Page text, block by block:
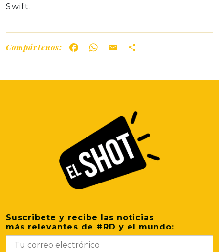
Swift.
Compártenos: FacebookWhatsApp
Email
Suscribete y recibe las noticias
más relevantes de #RD y el mundo: